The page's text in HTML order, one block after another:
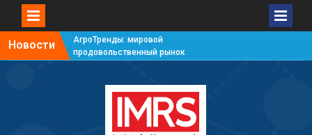
Новости
АгроТренды: мировой
продовольственный рынок
продовольственный рынок
АгроТренды: мировой
продовольственный рынок